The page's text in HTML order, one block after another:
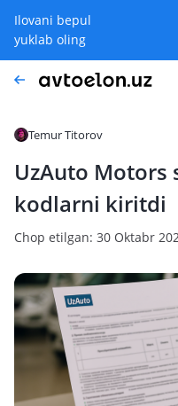
Ilovani bepul
yuklab oling
Temur Titorov
UzAuto Motors
kodlarni kiritdi
Chop etilgan: 30 Oktabr